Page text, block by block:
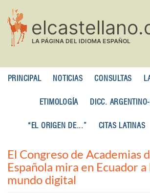
contenido
principal
PRINCIPAL NOTICIAS CONSULTAS
ETIMOLOGÍA DICC.
“EL ORIGEN DE...” CITAS LATINAS
El Congreso de Academias
Española mira en Ecuador a
mundo digital